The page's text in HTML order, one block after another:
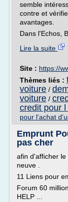
semble
contre et
avantages.
Dans l'Echos,
Lire la suite
Site : https://
Thèmes liés :
voiture /
voiture /
credit pour
pour l'achat
Emprunt
pas cher
afin d'afficher
neuve .
11 Liens pour
Forum 60
HELP ...